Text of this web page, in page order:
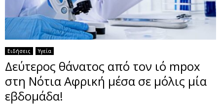
Ειδήσεις Υγεία
Δεύτερος θάνατος από τον ιό mpox
στη Νότια Αφρική μέσα σε μόλις μία
εβδομάδα!